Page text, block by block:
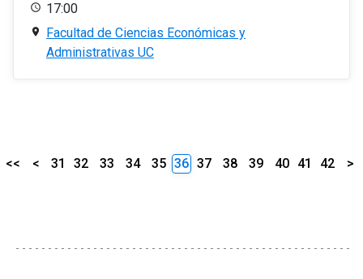
17:00
Facultad de Ciencias Económicas y
Administrativas UC
<< < 31 32 33 34 35 36 37 38 39 40 41 42 >